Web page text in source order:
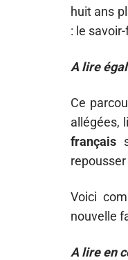
huit ans
: le
A lire
Ce
allégées,
français
Voici
nouvelle
A lire en